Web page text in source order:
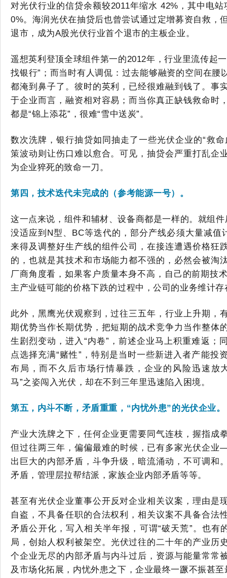
对光伏行业的信贷余额较2011年缩水 42%，其中电
0%。海润光伏在抽贷后也曾尝试通过定增募资自救，
退市，成为A股光伏行业首个退市的主板企业。
遥想英利登顶全球组件第一的2012年，行业里流传起
找银行”；而当时有人调侃：过去能够融资的空间在腰
都淹到鼻子了。彼时的英利，已经很难融到钱了。事
于企业而言，融资相对容易；而当你真正缺钱救命时
都是“锦上添花”，很难“雪中送炭”。
数次洗牌，银行抽贷如同抽走了一些光伏企业的“救
策波动则让伤口难以愈合。可见，抽贷会严重打乱企
为企业猝死的致命一刀。
第四， 技术迭代未完成的 （参考能源一号）。
这一点来说，组件和辅材、设备商都是一样的。就组
没适应到N型、BC等迭代的，部分产线必须大量减值
来得及调整好生产线的组件公司，在接连遭遇价格狂
的，也就是其技术和市场能力都不强的，必然会被淘
厂商角度看，如果客户质量本身不高，自己的前期技
主产业链可能的价格下跌的过程中，公司的业务维计存
此外，黑鹰光伏观察到，过往三五年，行业上升期，
期优势当作长期优势，把短期的战术竞争力当作整体
生剧烈变动，进入 “内卷”，前述企业马上积重难返 ；
点选择充满“赌性”，特别是当时一些新进入者产能投
布局，而不久后市场行情暴跌，企业 的 风险迅速放
马”之姿闯入光伏，却在不到三年里迅速陷入困境。
第五，内斗不断，矛盾重重， “内忧外患”的光伏企业。
产业大洗牌之下，任何企业更需要同气连枝，握指成
但过往两三年，偏偏最难的时候，已有多家光伏企业
出巨大的内部矛盾，斗争升级， 暗流涌动 ，不可调和
矛盾，管理层拉帮结派，家族企业内部矛盾等等。
甚至有光伏企业董事公开反对企业相关议案，理由是
自盗，不具备任职的合法权利，相关议案不具备合法
矛盾公开化，写入相关半年报 ， 可谓“破天荒”。 也有
局 ， 创始人权利 被架空。 光伏过往的二十年的产业历
个企业无尽的内部矛盾与内斗过后 ， 资源与能量常常
及市场化拓展， 内忧外患之下，企业最终一蹶不振甚至